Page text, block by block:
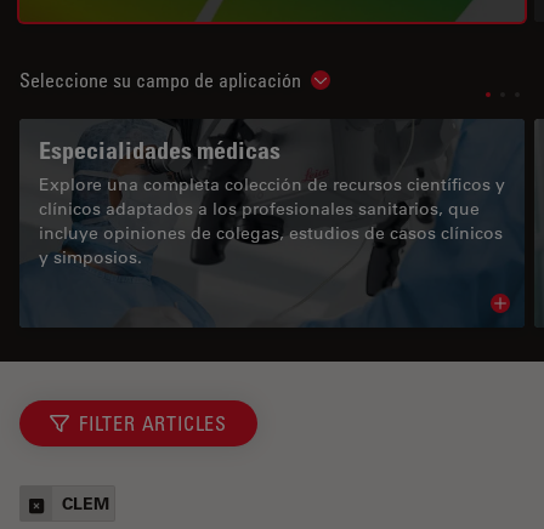
Seleccione su campo de aplicación Show subnavigation
Especialidades médicas
Explore una completa colección de recursos científicos y
clínicos adaptados a los profesionales sanitarios, que
incluye opiniones de colegas, estudios de casos clínicos
y simposios.
FILTER ARTICLES
CLEM